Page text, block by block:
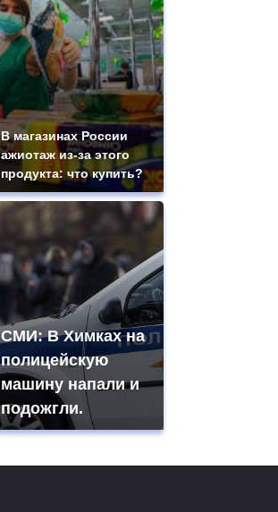
В магазинах России
ажиотаж из-за этого
продукта: что купить?
СМИ: В Химках на
полицейскую
машину напали и
подожгли.